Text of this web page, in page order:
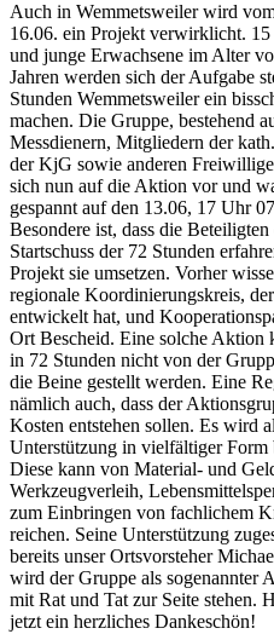
Auch in Wemmetsweiler wird
16.06. ein Projekt verwirklicht. 15
und junge Erwachsene im Alter
Jahren werden sich der Aufgabe
Stunden Wemmetsweiler ein
machen. Die Gruppe, bestehend
Messdienern, Mitgliedern der
der KjG sowie anderen
sich nun auf die Aktion vor und
gespannt auf den 13.06, 17 Uhr
Besondere ist, dass die Beteiligten
Startschuss der 72 Stunden
Projekt sie umsetzen. Vorher
regionale Koordinierungskreis,
entwickelt hat, und
Ort Bescheid. Eine solche Aktion
in 72 Stunden nicht von der
die Beine gestellt werden. Eine
nämlich auch, dass der
Kosten entstehen sollen. Es wird
Unterstützung in vielfältiger Form
Diese kann von Material- und
Werkzeugverleih,
zum Einbringen von fachlichem
reichen. Seine Unterstützung
bereits unser Ortsvorsteher
wird der Gruppe als sogenannter
mit Rat und Tat zur Seite stehen.
jetzt ein herzliches Dankeschön!